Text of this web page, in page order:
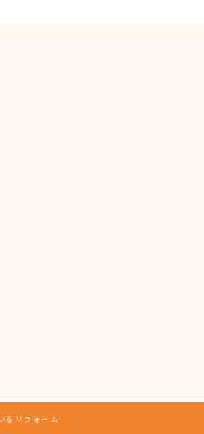
リフォーム